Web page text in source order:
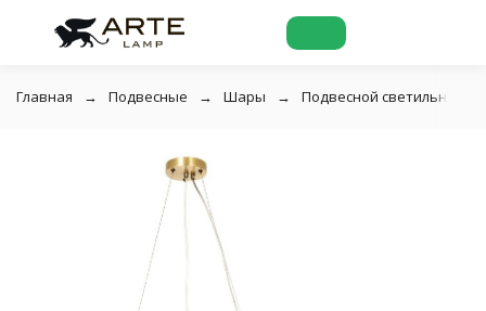
Главная Подвесные Шары Подвесной светильник